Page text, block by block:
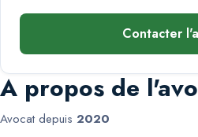
Contacter
A propos de
Avocat depuis 2020